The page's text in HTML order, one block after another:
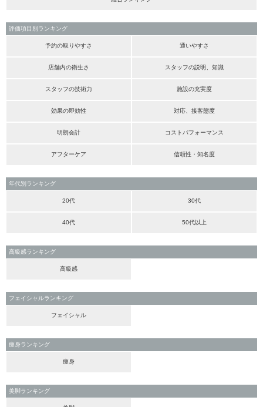
評価項目別ランキング
予約の取りやすさ 通いやすさ
店舗内の衛生さ スタッフの説明、知識
スタッフの技術力 施設の充実度
効果の即効性 対応、接客態度
明朗会計 コストパフォーマンス
アフターケア 信頼性・知名度
年代別ランキング
20代 30代
40代 50代以上
高級感ランキング
高級感
フェイシャルランキング
フェイシャル
痩身ランキング
痩身
美脚ランキング